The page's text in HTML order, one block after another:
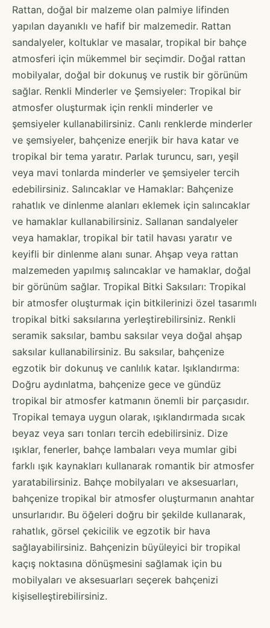
Rattan, doğal bir malzeme olan palmiye lifinden
yapılan dayanıklı ve hafif bir malzemedir. Rattan
sandalyeler, koltuklar ve masalar, tropikal bir bahçe
atmosferi için mükemmel bir seçimdir. Doğal rattan
mobilyalar, doğal bir dokunuş ve rustik bir görünüm
sağlar. Renkli Minderler ve Şemsiyeler: Tropikal bir
atmosfer oluşturmak için renkli minderler ve
şemsiyeler kullanabilirsiniz. Canlı renklerde minderler
ve şemsiyeler, bahçenize enerjik bir hava katar ve
tropikal bir tema yaratır. Parlak turuncu, sarı, yeşil
veya mavi tonlarda minderler ve şemsiyeler tercih
edebilirsiniz. Salıncaklar ve Hamaklar: Bahçenize
rahatlık ve dinlenme alanları eklemek için salıncaklar
ve hamaklar kullanabilirsiniz. Sallanan sandalyeler
veya hamaklar, tropikal bir tatil havası yaratır ve
keyifli bir dinlenme alanı sunar. Ahşap veya rattan
malzemeden yapılmış salıncaklar ve hamaklar, doğal
bir görünüm sağlar. Tropikal Bitki Saksıları: Tropikal
bir atmosfer oluşturmak için bitkilerinizi özel tasarımlı
tropikal bitki saksılarına yerleştirebilirsiniz. Renkli
seramik saksılar, bambu saksılar veya doğal ahşap
saksılar kullanabilirsiniz. Bu saksılar, bahçenize
egzotik bir dokunuş ve canlılık katar. Işıklandırma:
Doğru aydınlatma, bahçenize gece ve gündüz
tropikal bir atmosfer katmanın önemli bir parçasıdır.
Tropikal temaya uygun olarak, ışıklandırmada sıcak
beyaz veya sarı tonları tercih edebilirsiniz. Dize
ışıklar, fenerler, bahçe lambaları veya mumlar gibi
farklı ışık kaynakları kullanarak romantik bir atmosfer
yaratabilirsiniz. Bahçe mobilyaları ve aksesuarları,
bahçenize tropikal bir atmosfer oluşturmanın anahtar
unsurlarıdır. Bu öğeleri doğru bir şekilde kullanarak,
rahatlık, görsel çekicilik ve egzotik bir hava
sağlayabilirsiniz. Bahçenizin büyüleyici bir tropikal
kaçış noktasına dönüşmesini sağlamak için bu
mobilyaları ve aksesuarları seçerek bahçenizi
kişiselleştirebilirsiniz.